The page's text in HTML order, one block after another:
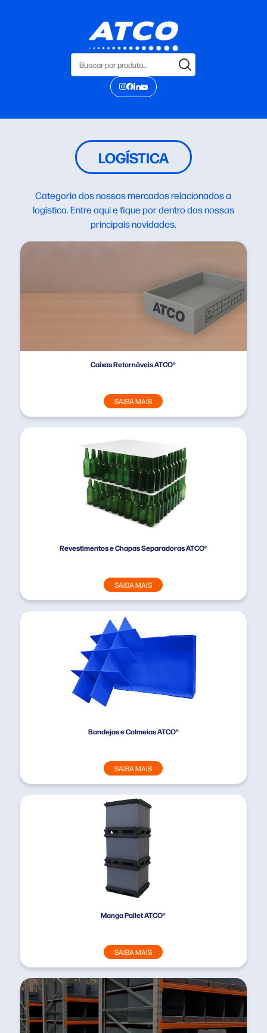
LOGÍSTICA
Categoria dos nossos mercados relacionados a
logística. Entre aqui e fique por dentro das nossas
principais novidades.
Caixas Retornáveis ATCO®
SAIBA MAIS
Revestimentos e Chapas Separadoras ATCO®
SAIBA MAIS
Bandejas e Colmeias ATCO®
SAIBA MAIS
Manga Pallet ATCO®
SAIBA MAIS